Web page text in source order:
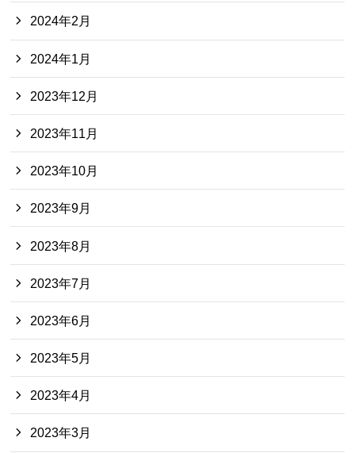
2024年2月
2024年1月
2023年12月
2023年11月
2023年10月
2023年9月
2023年8月
2023年7月
2023年6月
2023年5月
2023年4月
2023年3月